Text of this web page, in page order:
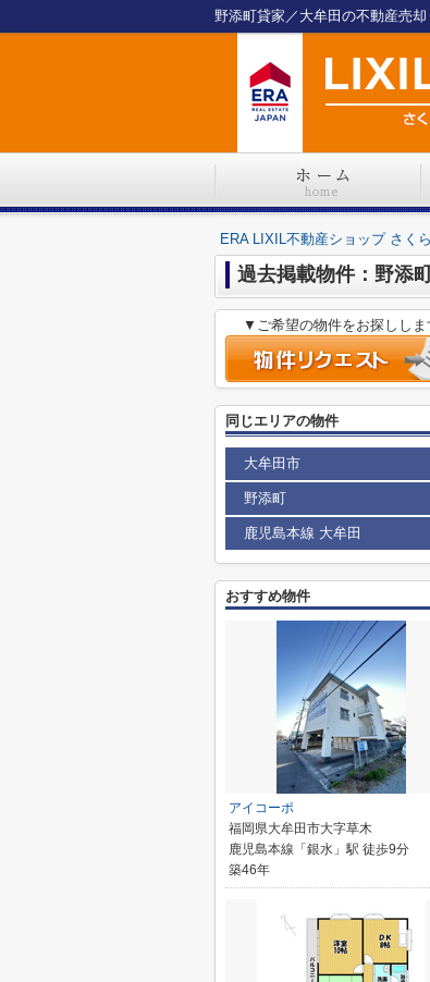
野添町貸家／大牟田の不動産売
ERA LIXIL不動産ショップ さく
過去掲載物件：野添
▼ご希望の物件をお探ししま
同じエリアの物件
大牟田市
野添町
鹿児島本線 大牟田
おすすめ物件
アイコーポ
福岡県大牟田市大字草木
鹿児島本線「銀水」駅 徒歩9分
築46年